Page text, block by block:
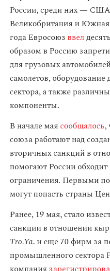
России, среди них —
Великобритания и
года Евросоюз ввел
образом в Россию
для грузовых
самолетов, оборудование
сектора, а также
компоненты.
В начале маясообщалось,
союза работают над
вторичных санкций в
помогают России
ограничения. Первыми
могут попасть страны
Ранее, 19 мая, стало
санкции в отношении
Tro.Ya. и еще 70 фирм за
промышленного сектора